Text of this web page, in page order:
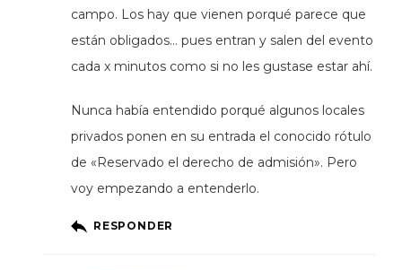
campo. Los hay que vienen porqué parece que
están obligados… pues entran y salen del evento
cada x minutos como si no les gustase estar ahí.
Nunca había entendido porqué algunos locales
privados ponen en su entrada el conocido rótulo
de «Reservado el derecho de admisión». Pero
voy empezando a entenderlo.
RESPONDER